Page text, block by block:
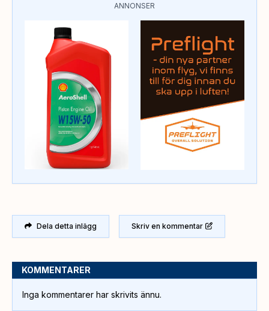
ANNONSER
Dela detta inlägg Skriv en kommentar
KOMMENTARER
Inga kommentarer har skrivits ännu.